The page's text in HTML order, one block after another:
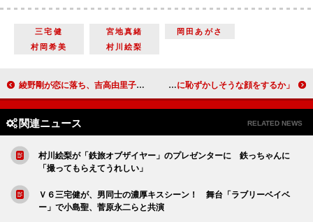
三宅健 宮地真緒
岡田あがさ
村岡希美
村川絵梨
綾野剛が恋に落ち、吉高由里子が恋を叫ぶ ＴＶＣＭで綾野がワイヤアクションに挑戦 高倉健の文化勲章受章が決定 山田洋次監督「どんなに恥ずかしそうな顔をするか」
関連ニュース RELATED NEWS
村川絵梨が「鉄旅オブザイヤー」のプレゼンターに 鉄っちゃんに
「撮ってもらえてうれしい」
Ｖ６三宅健が、男同士の濃厚キスシーン！ 舞台「ラブリーベイベ
ー」で小島聖、菅原永二らと共演